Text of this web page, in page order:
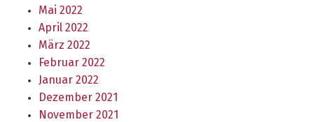
Mai 2022
April 2022
März 2022
Februar 2022
Januar 2022
Dezember 2021
November 2021